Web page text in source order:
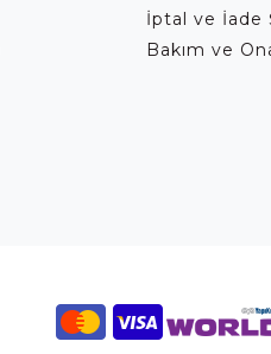
İptal ve İade
Bakım ve